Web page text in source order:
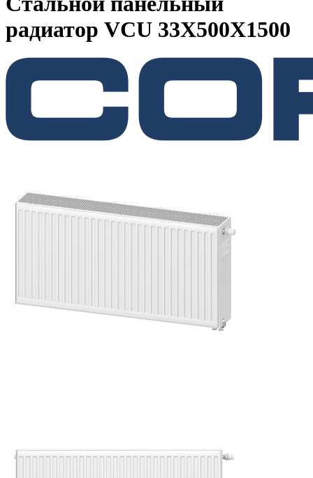
радиатор VCU 33Х500X1500